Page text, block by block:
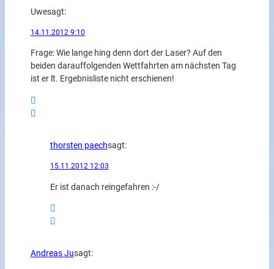
Uwesagt:
14.11.2012 9:10
Frage: Wie lange hing denn dort der Laser? Auf den
beiden darauffolgenden Wettfahrten am nächsten Tag
ist er lt. Ergebnisliste nicht erschienen!
thorsten paechsagt:
15.11.2012 12:03
Er ist danach reingefahren :-/
Andreas Jusagt: